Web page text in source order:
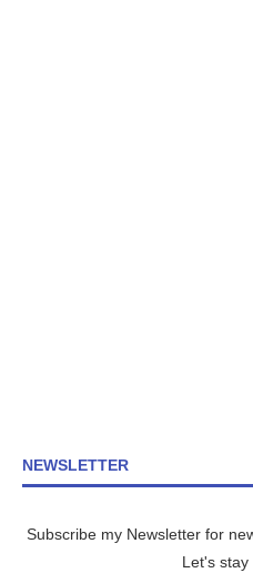
NEWSLETTER
Subscribe my Newsletter for
Let's stay